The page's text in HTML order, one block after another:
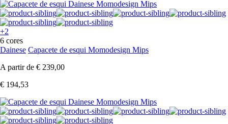
+2
6 cores
Dainese Capacete de esqui Momodesign Mips
A partir de € 239,00
€ 194,53